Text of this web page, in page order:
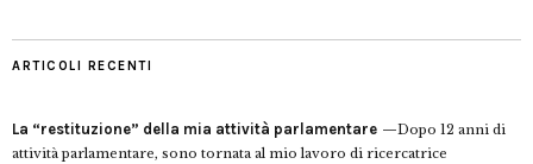
ARTICOLI RECENTI
La “restituzione” della mia attività parlamentare
Dopo 12 anni di
attività parlamentare, sono tornata al mio lavoro di ricercatrice